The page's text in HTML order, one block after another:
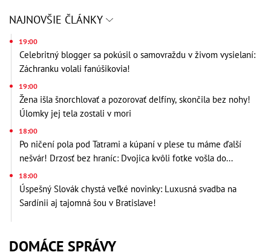
NAJNOVŠIE ČLÁNKY
19:00
Celebritný blogger sa pokúsil o samovraždu v živom vysielaní:
Záchranku volali fanúšikovia!
19:00
Žena išla šnorchlovať a pozorovať delfíny, skončila bez nohy!
Úlomky jej tela zostali v mori
18:00
Po ničení pola pod Tatrami a kúpaní v plese tu máme ďalší
nešvár! Drzosť bez hraníc: Dvojica kvôli fotke vošla do...
18:00
Úspešný Slovák chystá veľké novinky: Luxusná svadba na
Sardínii aj tajomná šou v Bratislave!
DOMÁCE SPRÁVY